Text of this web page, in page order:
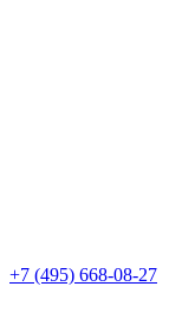
+7 (495) 668-08-27